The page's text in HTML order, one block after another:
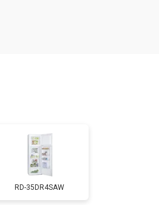
Заказать
Заказать
RD-35DR4SAW